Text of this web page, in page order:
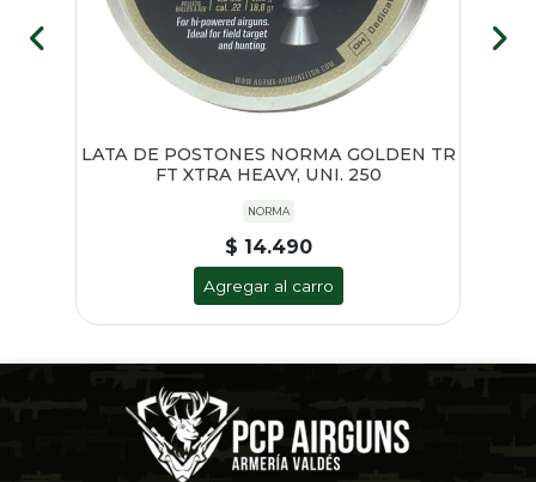
LATA DE POSTONES NORMA GOLDEN TR
FT XTRA HEAVY, UNI. 250
NORMA
$ 14.490
Agregar al carro